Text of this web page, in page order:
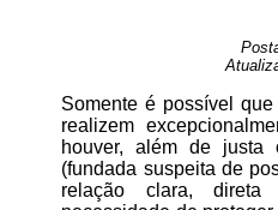
Somente é possível
realizem
houver, além de justa
(fundada suspeita de
relação clara,